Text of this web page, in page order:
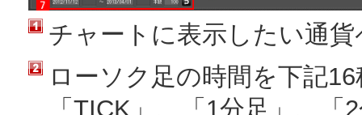
チャートに表示したい通
ローソク足の時間を下記
「TICK」、「1分足」、